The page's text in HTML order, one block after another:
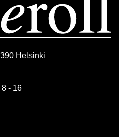
Helsinki
- 16